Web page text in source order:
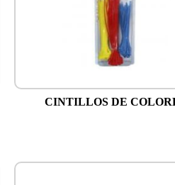
CINTILLOS DE